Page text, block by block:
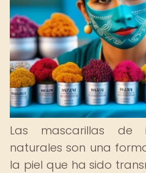
Las mascarillas de
naturales son una
la piel que ha sido